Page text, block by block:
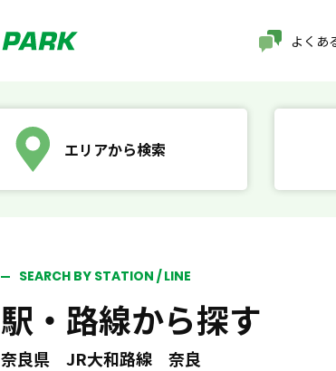
よくあ
エリアから検索
SEARCH BY STATION / LINE
駅・路線から探す
奈良県 JR大和路線 奈良